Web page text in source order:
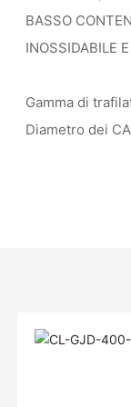
BASSO
INOSSIDABILE
Gamma di
Diametro dei